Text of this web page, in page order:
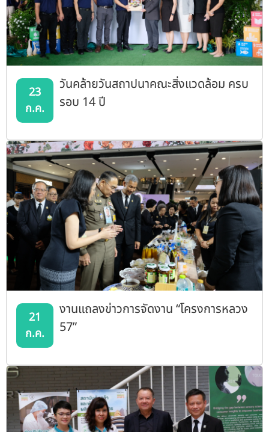
23
ก.ค.
วันคล้ายวันสถาปนาคณะสิ่งแวดล้อม ครบ
รอบ 14 ปี
21
ก.ค.
งานแถลงข่าวการจัดงาน “โครงการหลวง
57”